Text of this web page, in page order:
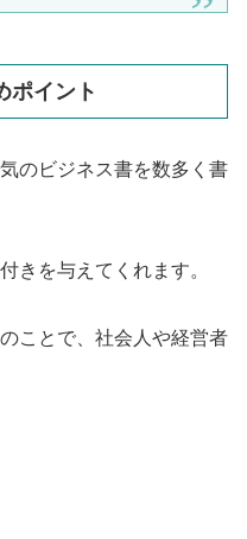
ポイント
のビジネス書を数多く書
きを与えてくれます。
ことで、社会人や経営者